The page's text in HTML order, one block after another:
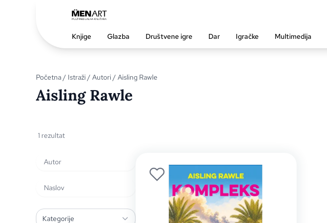
Knjige Glazba Društvene igre Dar Igračke Multimedija
Početna/ Istraži/ Autori/ Aisling Rawle
Aisling Rawle
1 rezultat
Kategorije